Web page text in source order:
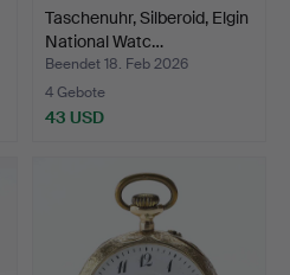
Taschenuhr, Silberoid, Elgin
National Watc…
Beendet 18. Feb 2026
4 Gebote
43 USD